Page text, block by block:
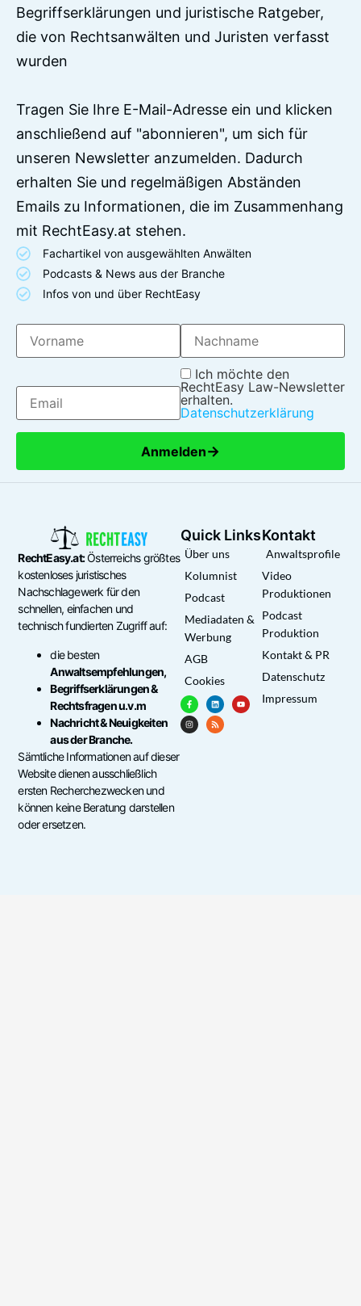
Begriffserklärungen und juristische Ratgeber,
die von Rechtsanwälten und Juristen verfasst
wurden
Tragen Sie Ihre E-Mail-Adresse ein und klicken
anschließend auf "abonnieren", um sich für
unseren Newsletter anzumelden. Dadurch
erhalten Sie und regelmäßigen Abständen
Emails zu Informationen, die im Zusammenhang
mit RechtEasy.at stehen.
Fachartikel von ausgewählten Anwälten
Podcasts & News aus der Branche
Infos von und über RechtEasy
Ich möchte den
RechtEasy Law-Newsletter
erhalten.
Datenschutzerklärung
Anmelden→
RechtEasy.at:Österreichs größtes
kostenloses juristisches
Nachschlagewerk für den
schnellen, einfachen und
technisch fundierten Zugriff auf:
die besten
Anwaltsempfehlungen,
Begriffserklärungen &
Rechtsfragen u.v.m
Nachricht & Neuigkeiten
aus der Branche.
Sämtliche Informationen auf dieser
Website dienen ausschließlich
ersten Recherchezwecken und
können keine Beratung darstellen
oder ersetzen.
Quick Links
Über uns
Kolumnist
Podcast
Mediadaten &
Werbung
AGB
Cookies
Kontakt
Anwaltsprofile
Video
Produktionen
Podcast
Produktion
Kontakt & PR
Datenschutz
Impressum